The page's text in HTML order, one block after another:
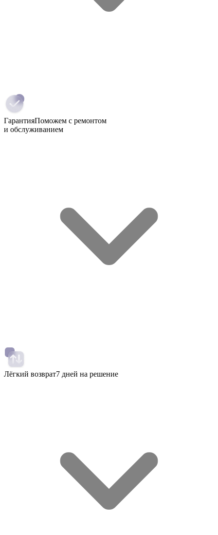
ГарантияПоможем с ремонтом
и обслуживанием
Лёгкий возврат7 дней на решение